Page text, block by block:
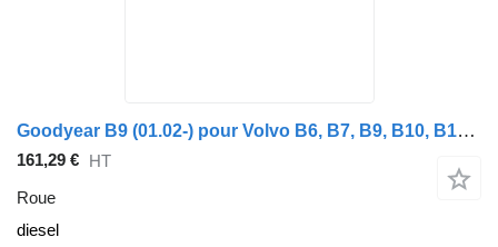
Goodyear B9 (01.02-) pour Volvo B6, B7, B9, B10, B12 bus (1978-2011)
161,29 € HT
Roue
diesel